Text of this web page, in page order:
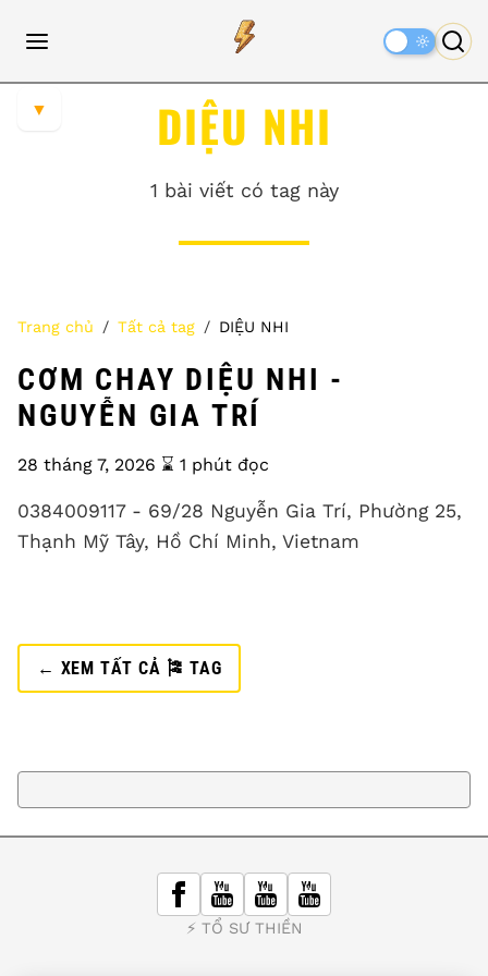
DIỆU NHI
1 bài viết có tag này
Trang chủ Tất cả tag DIỆU NHI
CƠM CHAY DIỆU NHI -
NGUYỄN GIA TRÍ
28 tháng 7, 2026 ⌛️ 1 phút đọc
0384009117 - 69/28 Nguyễn Gia Trí, Phường 25,
Thạnh Mỹ Tây, Hồ Chí Minh, Vietnam
← XEM TẤT CẢ 🎏 TAG
▼
⚡️ TỔ SƯ THIỀN